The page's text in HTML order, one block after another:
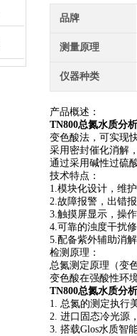
品牌
测量原理
仪器种类
产品概述：
TN800总氮水质分
变⾊酸法，可实现
采⽤密封催化消解
通过采用碱性过硫
技术特点：
1.模块化设计，维
2.故障报警，出错
3.触摸屏显示，操
4.可靠的浊度干扰
5.配备紫外辅助消
检测原理：
总氮测定原理（变
变色酸在强酸性环
TN800总氮水质分
1. 总氮的测定执⾏
2. 进⼝固态冷光源
3. 搭载Glos⽔质智